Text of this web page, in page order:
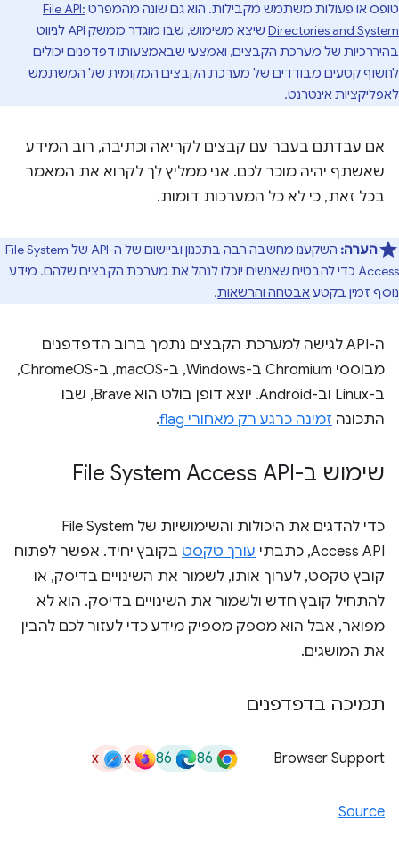
טופס או פעולות משתמש מקבילות. הוא גם שונה מהמפרט File API:
Directories and System
שיצא משימוש, שבו מוגדר ממשק API לניווט
בהיררכיות של מערכת הקבצים, ואמצעי שבאמצעותו דפדפנים יכולים
לחשוף קטעים מבודדים של מערכת הקבצים המקומית של המשתמש
לאפליקציות אינטרנט.
אם עבדתם בעבר עם קבצים לקריאה וכתיבה, רוב המידע
שאשתף יהיה מוכר לכם. אני ממליץ לך לקרוא את המאמר
בכל זאת, כי לא כל המערכות דומות.
הערה:
השקענו מחשבה רבה בתכנון וביישום של ה-API של File System
Access כדי להבטיח שאנשים יוכלו לנהל את מערכת הקבצים שלהם. מידע
נוסף זמין בקטעאבטחה והרשאות.
ה-API לגישה למערכת הקבצים נתמך ברוב הדפדפנים
מבוססי Chromium ב-Windows, ב-macOS, ב-ChromeOS,
ב-Linux וב-Android. יוצא דופן בולט הוא Brave, שבו
התכונה זמינה כרגע רק מאחורי flag .
שימוש ב-File System Access API
כדי להדגים את היכולות והשימושיות של File System
Access API, כתבתי
עורך טקסט בקובץ יחיד. אפשר לפתוח
קובץ טקסט, לערוך אותו, לשמור את השינויים בדיסק, או
להתחיל קובץ חדש ולשמור את השינויים בדיסק. הוא לא
מפואר, אבל הוא מספק מספיק מידע כדי לעזור לכם להבין
את המושגים.
תמיכה בדפדפנים
Browser Support
86
86
x
x
Source